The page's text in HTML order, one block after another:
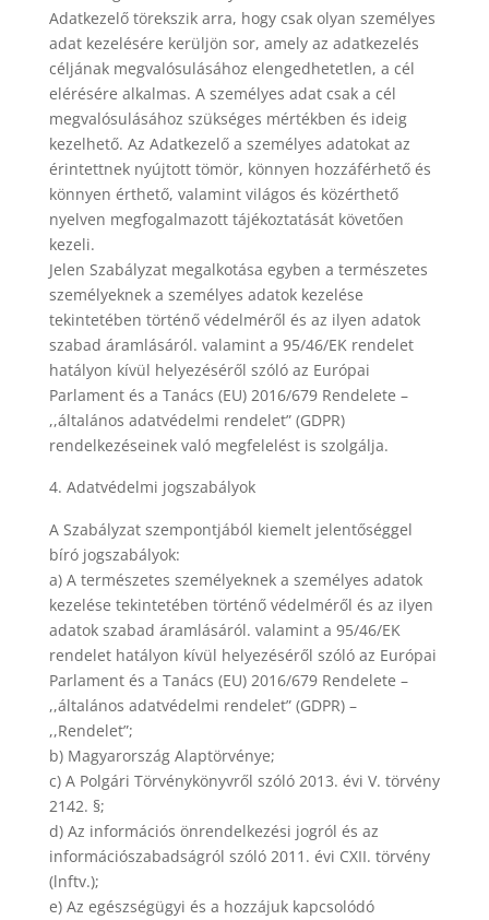
Adatkezelő törekszik arra, hogy csak olyan személyes
adat kezelésére kerüljön sor, amely az adatkezelés
céljának megvalósulásához elengedhetetlen, a cél
elérésére alkalmas. A személyes adat csak a cél
megvalósulásához szükséges mértékben és ideig
kezelhető. Az Adatkezelő a személyes adatokat az
érintettnek nyújtott tömör, könnyen hozzáférhető és
könnyen érthető, valamint világos és közérthető
nyelven megfogalmazott tájékoztatását követően
kezeli.
Jelen Szabályzat megalkotása egyben a természetes
személyeknek a személyes adatok kezelése
tekintetében történő védelméről és az ilyen adatok
szabad áramlásáról. valamint a 95/46/EK rendelet
hatályon kívül helyezéséről szóló az Európai
Parlament és a Tanács (EU) 2016/679 Rendelete –
,,általános adatvédelmi rendelet” (GDPR)
rendelkezéseinek való megfelelést is szolgálja.
Adatvédelmi jogszabályok
A Szabályzat szempontjából kiemelt jelentőséggel
bíró jogszabályok:
a) A természetes személyeknek a személyes adatok
kezelése tekintetében történő védelméről és az ilyen
adatok szabad áramlásáról. valamint a 95/46/EK
rendelet hatályon kívül helyezéséről szóló az Európai
Parlament és a Tanács (EU) 2016/679 Rendelete –
,,általános adatvédelmi rendelet” (GDPR) –
,,Rendelet”;
b) Magyarország Alaptörvénye;
c) A Polgári Törvénykönyvről szóló 2013. évi V. törvény
2142. §;
d) Az információs önrendelkezési jogról és az
információszabadságról szóló 2011. évi CXII. törvény
(lnftv.);
e) Az egészségügyi és a hozzájuk kapcsolódó